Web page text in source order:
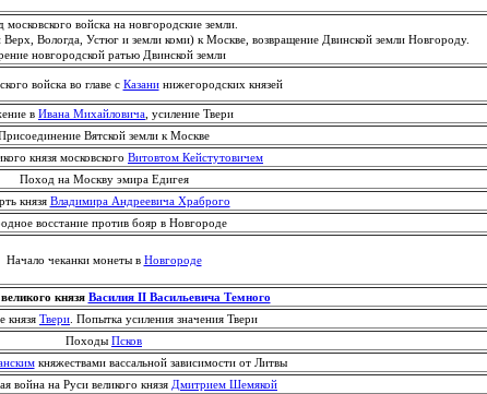
войска на новгородские земли.
Вологда, Устюг и земли коми) к Москве, возвращение Двинской земли Новгороду.
новгородской ратью Двинской земли
войска во главе с Казанинижегородских князей
в Ивана Михайловича , усиление Твери
Вятской земли к Москве
князя московского Витовтом Кейстутовичем
Поход на Москву эмира Едигея
князя Владимира Андреевича Храброго
восстание против бояр в Новгороде
Начало чеканки монеты в Новгороде
князя Василия II Васильевича Темного
князя Твери . Попытка усиления значения Твери
Походы Псков
княжествами вассальной зависимости от Литвы
война на Руси великого князя Дмитрием Шемякой